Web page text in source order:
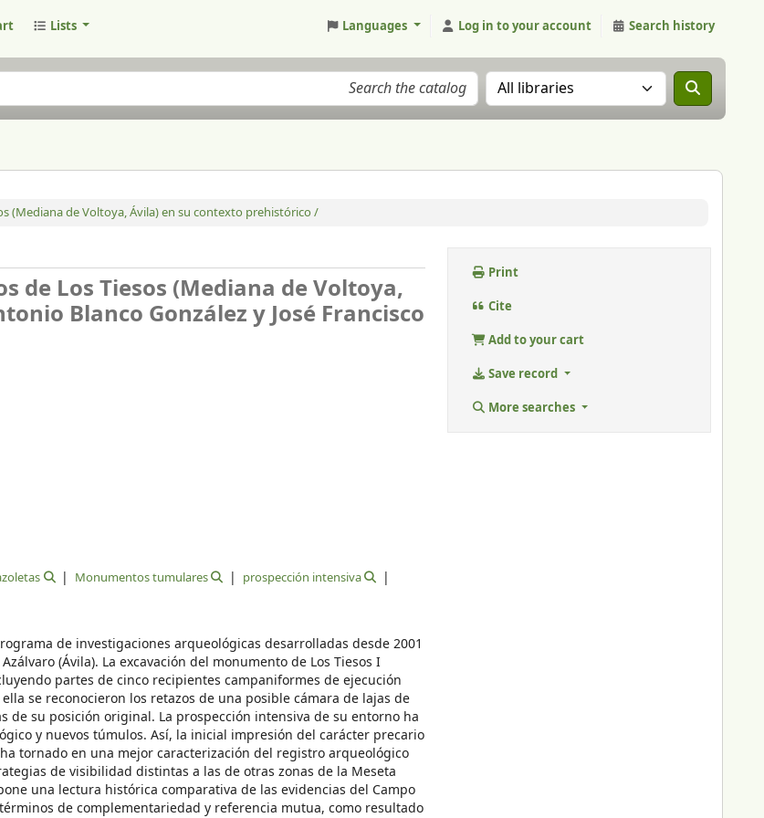
Lists Languages Log in to your account Search history
Search the catalog in:
(Mediana de Voltoya, Ávila) en su contexto prehistórico /
de Los Tiesos (Mediana de Voltoya,
Blanco González y José Francisco
Monumentos tumulares
prospección intensiva
de investigaciones arqueológicas desarrolladas desde 2001
(Ávila). La excavación del monumento de Los Tiesos I
partes de cinco recipientes campaniformes de ejecución
se reconocieron los retazos de una posible cámara de lajas de
de su posición original. La prospección intensiva de su entorno ha
y nuevos túmulos. Así, la inicial impresión del carácter precario
tornado en una mejor caracterización del registro arqueológico
de visibilidad distintas a las de otras zonas de la Meseta
una lectura histórica comparativa de las evidencias del Campo
de complementariedad y referencia mutua, como resultado
Print
Cite
Add to your cart
Save record
More searches